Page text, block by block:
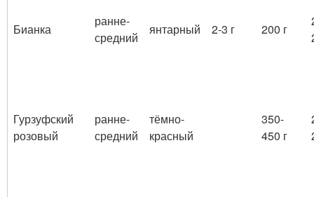
Бианка
ранне-
средний
янтарный 2-3 г 200 г
Гурзуфский
розовый
ранне-
средний
тёмно-
красный
350-
450 г